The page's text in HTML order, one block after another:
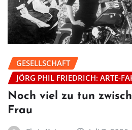
GESELLSCHAFT
JÖRG PHIL FRIEDRICH: ARTE-
Noch viel zu tun
Frau